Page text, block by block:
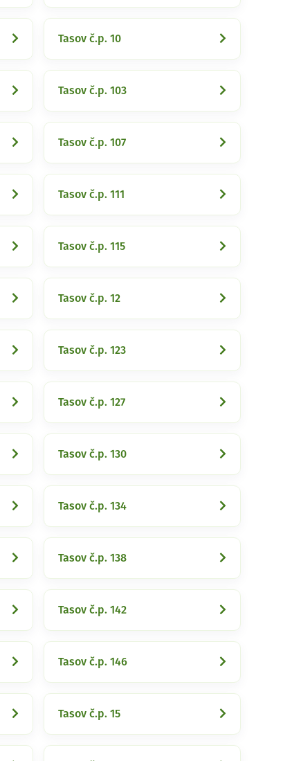
Tasov č.p. 10
Tasov č.p. 103
Tasov č.p. 107
Tasov č.p. 111
Tasov č.p. 115
Tasov č.p. 12
Tasov č.p. 123
Tasov č.p. 127
Tasov č.p. 130
Tasov č.p. 134
Tasov č.p. 138
Tasov č.p. 142
Tasov č.p. 146
Tasov č.p. 15